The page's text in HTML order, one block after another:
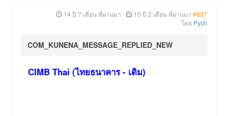
14 ปี 7 เดือน ที่ผ่านมา - 10 ปี 2 เดือน ที่ผ่านมา #837
โดย Pych
COM_KUNENA_MESSAGE_REPLIED_NEW
CIMB Thai (ไทยธนาคาร - เดิม)